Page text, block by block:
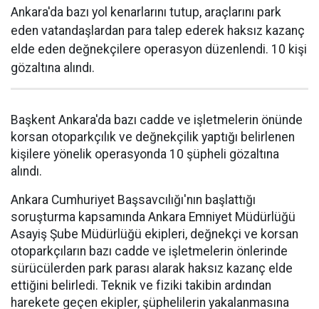
Ankara'da bazı yol kenarlarını tutup, araçlarını park
eden vatandaşlardan para talep ederek haksız kazanç
elde eden değnekçilere operasyon düzenlendi. 10 kişi
gözaltına alındı.
Başkent Ankara'da bazı cadde ve işletmelerin önünde
korsan otoparkçılık ve değnekçilik yaptığı belirlenen
kişilere yönelik operasyonda 10 şüpheli gözaltına
alındı.
Ankara Cumhuriyet Başsavcılığı'nın başlattığı
soruşturma kapsamında Ankara Emniyet Müdürlüğü
Asayiş Şube Müdürlüğü ekipleri, değnekçi ve korsan
otoparkçıların bazı cadde ve işletmelerin önlerinde
sürücülerden park parası alarak haksız kazanç elde
ettiğini belirledi. Teknik ve fiziki takibin ardından
harekete geçen ekipler, şüphelilerin yakalanmasına